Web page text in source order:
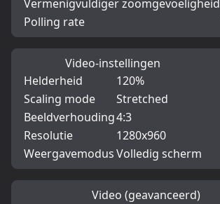
Vermenigvuldiger zoomgevoeligheid
Polling rate
Video-instellingen
Helderheid
120%
Scaling mode
Stretched
Beeldverhouding4:3
Resolutie
1280x960
WeergavemodusVolledig scherm
Video (geavanceerd)